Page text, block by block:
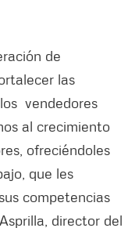
de
las
vendedores
al crecimiento
ofreciéndoles
que les
competencias
director del